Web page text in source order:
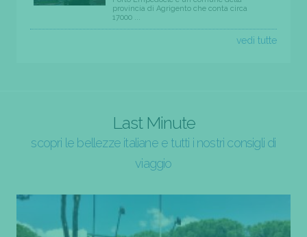
provincia di Agrigento che conta circa
17000 ...
vedi tutte
Last Minute
scopri le bellezze italiane e tutti i nostri consigli di
viaggio